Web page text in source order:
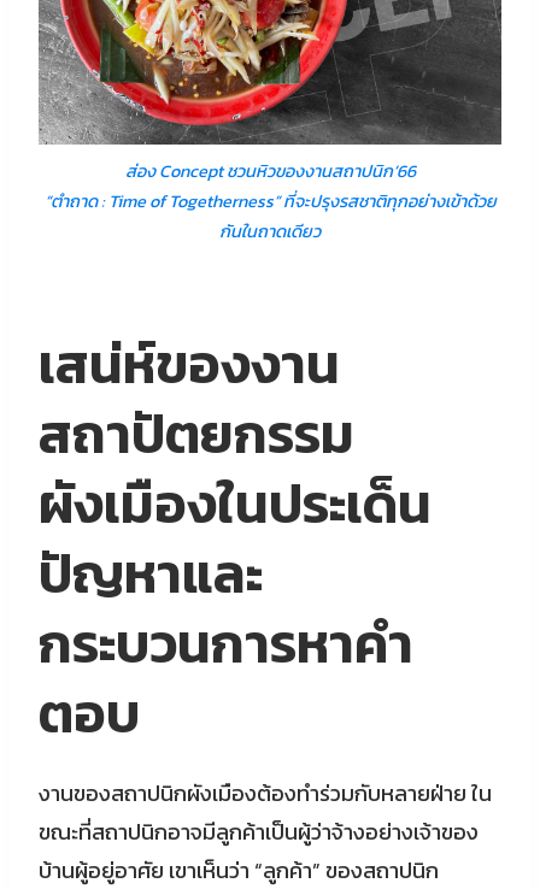
ส่อง Concept ชวนหิวของงานสถาปนิก’66
“ตำถาด : Time of Togetherness” ที่จะปรุงรสชาติทุกอย่างเข้าด้วย
กันในถาดเดียว
เสน่ห์ของงาน
สถาปัตยกรรม
ผังเมืองในประเด็น
ปัญหาและ
กระบวนการหาคำ
ตอบ
งานของสถาปนิกผังเมืองต้องทำร่วมกับหลายฝ่าย ใน
ขณะที่สถาปนิกอาจมีลูกค้าเป็นผู้ว่าจ้างอย่างเจ้าของ
บ้านผู้อยู่อาศัย เขาเห็นว่า “ลูกค้า” ของสถาปนิก